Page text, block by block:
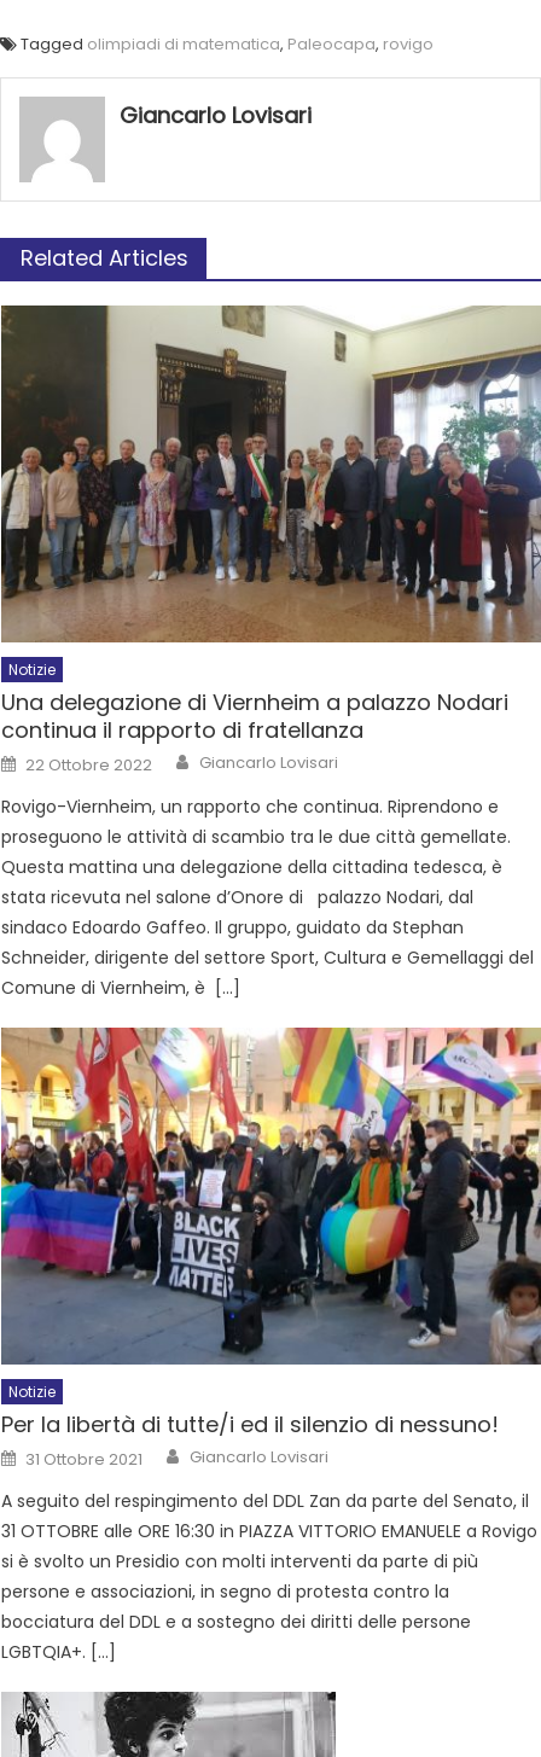
Tagged olimpiadi di matematica, Paleocapa, rovigo
Giancarlo Lovisari
Related Articles
Notizie
Una delegazione di Viernheim a palazzo Nodari
continua il rapporto di fratellanza
22 Ottobre 2022 Giancarlo Lovisari
Rovigo-Viernheim, un rapporto che continua. Riprendono e
proseguono le attività di scambio tra le due città gemellate.
Questa mattina una delegazione della cittadina tedesca, è
stata ricevuta nel salone d’Onore di palazzo Nodari, dal
sindaco Edoardo Gaffeo. Il gruppo, guidato da Stephan
Schneider, dirigente del settore Sport, Cultura e Gemellaggi del
Comune di Viernheim, è […]
Notizie
Per la libertà di tutte/i ed il silenzio di nessuno!
31 Ottobre 2021 Giancarlo Lovisari
A seguito del respingimento del DDL Zan da parte del Senato, il
31 OTTOBRE alle ORE 16:30 in PIAZZA VITTORIO EMANUELE a Rovigo
si è svolto un Presidio con molti interventi da parte di più
persone e associazioni, in segno di protesta contro la
bocciatura del DDL e a sostegno dei diritti delle persone
LGBTQIA+. […]